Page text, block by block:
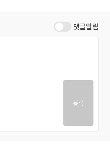
댓글알림
등록